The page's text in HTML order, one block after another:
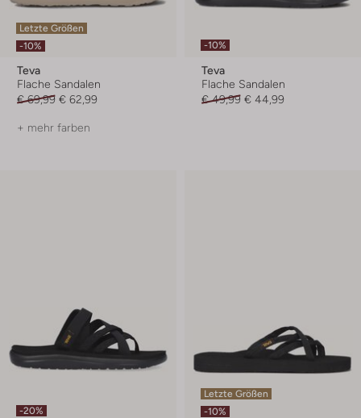
Letzte Größen
-10%
Teva
Flache Sandalen
€ 69,99 € 62,99
+ mehr farben
-10%
Teva
Flache Sandalen
€ 49,99 € 44,99
-20%
Letzte Größen
-10%